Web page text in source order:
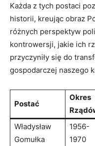
Każda z tych postaci
historii, kreując obraz
różnych perspektyw
kontrowersji, jakie ich
przyczyniły się do
gospodarczej naszego
Postać
Okres
Władysław
Gomułka
1956-
1970